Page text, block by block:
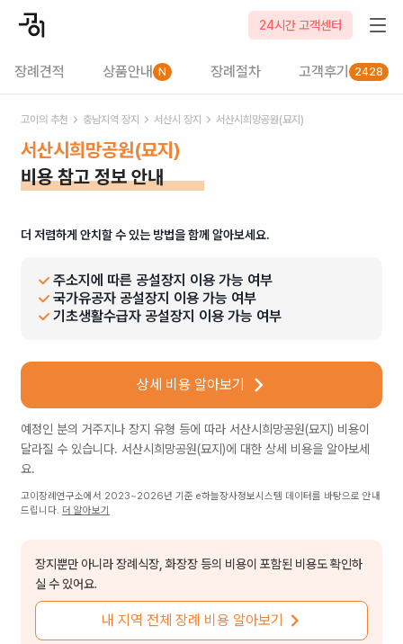
24시간 고객센터
장례견적 상품안내 N 장례절차 고객후기 2428
고이의 추천 충남지역 장지 서산시 장지 서산시희망공원(묘지)
서산시희망공원(묘지)
비용 참고 정보 안내
더 저렴하게 안치할 수 있는 방법을 함께 알아보세요.
주소지에 따른 공설장지 이용 가능 여부
국가유공자 공설장지 이용 가능 여부
기초생활수급자 공설장지 이용 가능 여부
상세 비용 알아보기
예정인 분의 거주지나 장지 유형 등에 따라 서산시희망공원(묘지) 비용이
달라질 수 있습니다. 서산시희망공원(묘지)에 대한 상세 비용을 알아보세
요.
고이장례연구소에서 2023~2026년 기준 e하늘장사정보시스템 데이터를 바탕으로 안내
드립니다. 더 알아보기
장지뿐만 아니라 장례식장, 화장장 등의 비용이 포함된 비용도 확인하
실 수 있어요.
내 지역 전체 장례 비용 알아보기